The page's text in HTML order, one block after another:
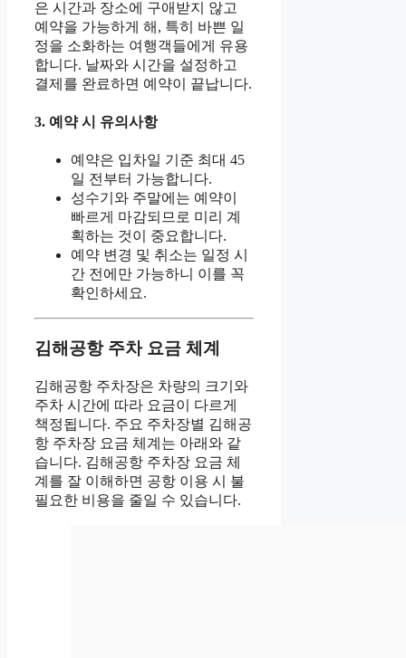
은 시간과 장소에 구애받지 않고
예약을 가능하게 해, 특히 바쁜 일
정을 소화하는 여행객들에게 유용
합니다. 날짜와 시간을 설정하고
결제를 완료하면 예약이 끝납니다.
3. 예약 시 유의사항
예약은 입차일 기준 최대 45
일 전부터 가능합니다.
성수기와 주말에는 예약이
빠르게 마감되므로 미리 계
획하는 것이 중요합니다.
예약 변경 및 취소는 일정 시
간 전에만 가능하니 이를 꼭
확인하세요.
김해공항 주차 요금 체계
김해공항 주차장은 차량의 크기와
주차 시간에 따라 요금이 다르게
책정됩니다. 주요 주차장별 김해공
항 주차장 요금 체계는 아래와 같
습니다. 김해공항 주차장 요금 체
계를 잘 이해하면 공항 이용 시 불
필요한 비용을 줄일 수 있습니다.